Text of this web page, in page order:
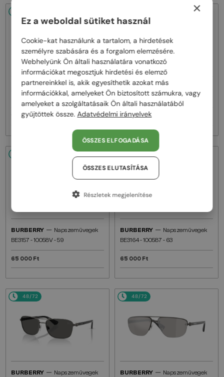
BURBERRY — Napszemüvegek
BE3161 - 100569 - 60
112 000 Ft
BURBERRY —
BE3161 - 1109P4 - 60
112 000 Ft
BURBERRY — Napszemüvegek
BE3157 - 10058V - 59
65 000 Ft
48/72
BURBERRY — Napszemüvegek
BE3164 - 100587 - 63
65 000 Ft
48/72
BURBERRY — Napszemüvegek
48/72
BURBERRY — Napszemüvegek
×
Ez a weboldal sütiket használ
Cookie-kat használunk a tartalom, a hirdetések
személyre szabására és a forgalom elemzésére.
Webhelyünk Ön általi használatára vonatkozó
információkat megosztjuk hirdetési és elemző
partnereinkkel is, akik egyesíthetik azokat más
információkkal, amelyeket Ön biztosított számukra, vagy
amelyeket a szolgáltatásaik Ön általi használatából
gyűjtöttek össze.Adatvédelmi irányelvek
ÖSSZES ELFOGADÁSA
ÖSSZES ELUTASÍTÁSA
Részletek megjelenítése